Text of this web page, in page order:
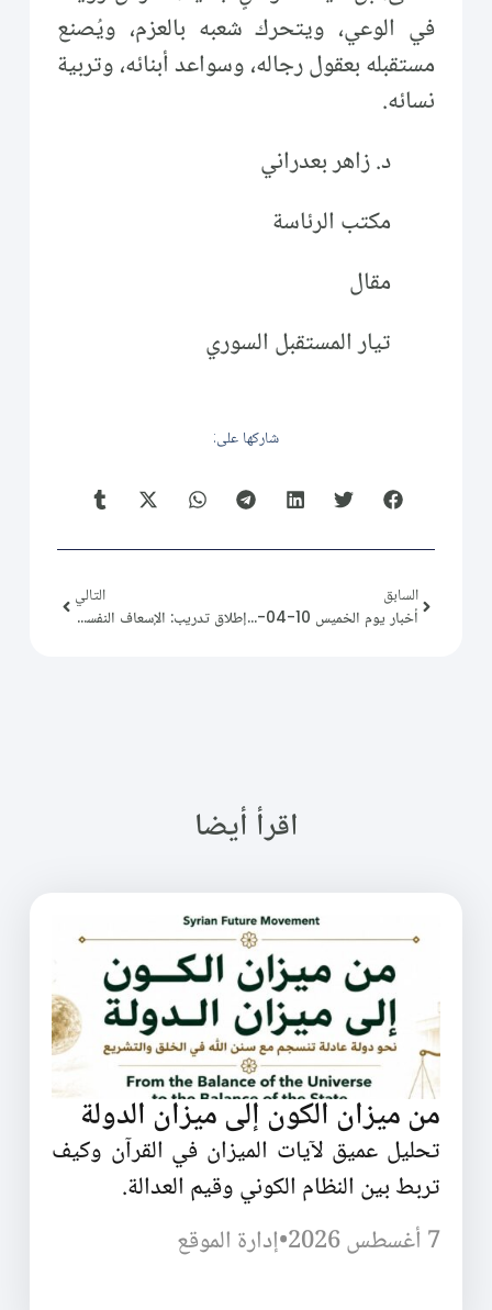
في الوعي، ويتحرك شعبه بالعزم، ويُصنع
مستقبله بعقول رجاله، وسواعد أبنائه، وتربية
نسائه.
د. زاهر بعدراني
مكتب الرئاسة
مقال
تيار المستقبل السوري
شاركها على:
السابق
أخبار يوم الخميس 10-04-2025
التالي
إطلاق تدريب: الإسعاف النفسي الأولي
اقرأ أيضا
من ميزان الكون إلى ميزان الدولة
تحليل عميق لآيات الميزان في القرآن وكيف
تربط بين النظام الكوني وقيم العدالة.
7 أغسطس 2026
•إدارة الموقع